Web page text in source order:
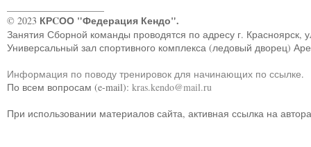
© 2023 КРCОО "Федерация Кендо".
Занятия Сборной команды проводятся по адресу г. Красноярск,
Универсальный зал спортивного комплекса (ледовый дворец)
Информация по поводу тренировок для начинающих по ссылке.
По всем вопросам (e-mail): kras.kendo@mail.ru
При использовании материалов сайта, активная ссылка на